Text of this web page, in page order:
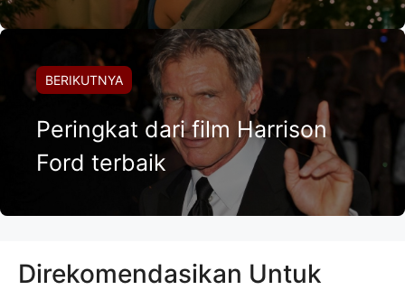
BERIKUTNYA
Peringkat dari film Harrison
Ford terbaik
Direkomendasikan Untuk